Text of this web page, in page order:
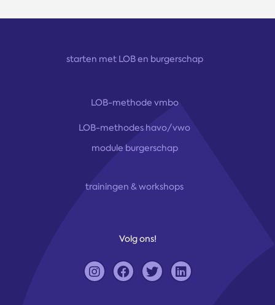
starten met LOB en burgerschap
LOB-methode vmbo
LOB-methodes havo/vwo
module burgerschap
trainingen & workshops
Volg ons!